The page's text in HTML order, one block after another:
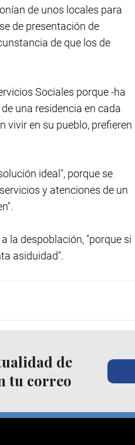
de unos locales para
de presentación de
de que los de
Sociales porque -ha
una residencia en cada
vivir en su pueblo, prefieren
ideal", porque se
y atenciones de un
la despoblación, "porque si
asiduidad".
de
tu correo